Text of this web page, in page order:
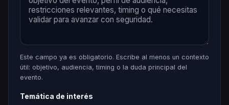
Este campo ya es obligatorio. Escribe al menos un contexto
útil: objetivo, audiencia, timing o la duda principal del
evento.
Temática de interés